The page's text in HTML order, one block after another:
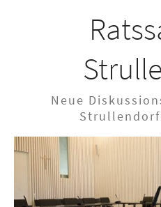
Neue